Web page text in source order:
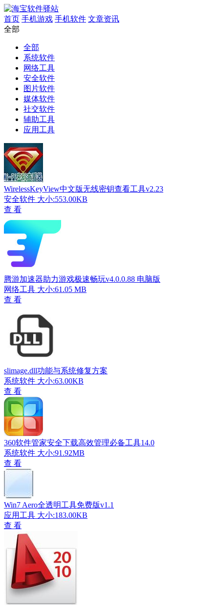
首页 手机游戏 手机软件 文章资讯
全部
全部
系统软件
网络工具
安全软件
图片软件
媒体软件
社交软件
辅助工具
应用工具
WirelessKeyView中文版无线密钥查看工具v2.23
安全软件 大小:553.00KB
查 看
腾游加速器助力游戏极速畅玩v4.0.0.88 电脑版
网络工具 大小:61.05 MB
查 看
slimage.dll功能与系统修复方案
系统软件 大小:63.00KB
查 看
360软件管家安全下载高效管理必备工具14.0
系统软件 大小:91.92MB
查 看
Win7 Aero全透明工具免费版v1.1
应用工具 大小:183.00KB
查 看